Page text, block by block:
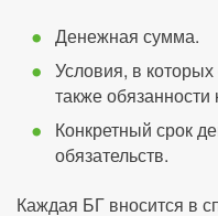
Денежная сумма.
Условия, в
также
Конкретный срок
обязательств.
Каждая БГ вносится в